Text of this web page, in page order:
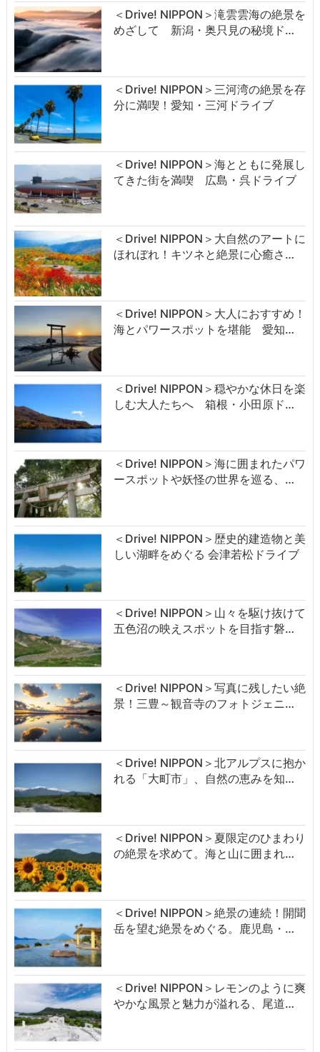
＜Drive! NIPPON＞滝雲雲海の絶景を
めざして 新潟・奥只見の秘境ド…
＜Drive! NIPPON＞三河湾の絶景を存
分に満喫！愛知・三河ドライブ
＜Drive! NIPPON＞海とともに発展し
てきた街を満喫 広島・呉ドライブ
＜Drive! NIPPON＞大自然のアートに
ほれぼれ！キツネと絶景に心癒さ…
＜Drive! NIPPON＞大人におすすめ！
海とパワースポットを堪能 愛知…
＜Drive! NIPPON＞穏やかな休日を楽
しむ大人たちへ 箱根・小田原ド…
＜Drive! NIPPON＞海に囲まれたパワ
ースポットや妖怪の世界を巡る、…
＜Drive! NIPPON＞歴史的建造物と美
しい湖畔をめぐる 会津若松ドライブ
＜Drive! NIPPON＞山々を駆け抜けて
五色沼の映えスポットを目指す磐…
＜Drive! NIPPON＞写真に残したい絶
景！三豊～観音寺のフォトジェニ…
＜Drive! NIPPON＞北アルプスに抱か
れる「大町市」、自然の恵みを知…
＜Drive! NIPPON＞夏限定のひまわり
の絶景を求めて。海と山に囲まれ…
＜Drive! NIPPON＞絶景の連続！開聞
岳を望む絶景をめぐる。鹿児島・…
＜Drive! NIPPON＞レモンのように爽
やかな風景と魅力が溢れる、尾道…